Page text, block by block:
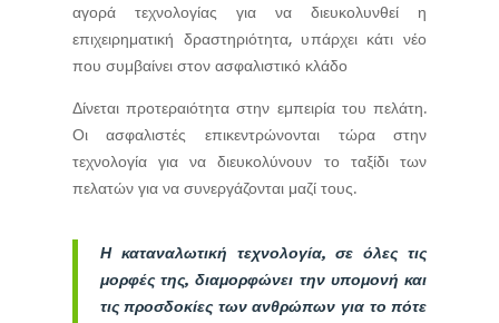
αγορά τεχνολογίας για να διευκολυνθεί η
επιχειρηματική δραστηριότητα, υπάρχει κάτι νέο
που συμβαίνει στον ασφαλιστικό κλάδο
Δίνεται προτεραιότητα στην εμπειρία του πελάτη.
Οι ασφαλιστές επικεντρώνονται τώρα στην
τεχνολογία για να διευκολύνουν το ταξίδι των
πελατών για να συνεργάζονται μαζί τους.
Η καταναλωτική τεχνολογία, σε όλες τις
μορφές της, διαμορφώνει την υπομονή και
τις προσδοκίες των ανθρώπων για το πότε